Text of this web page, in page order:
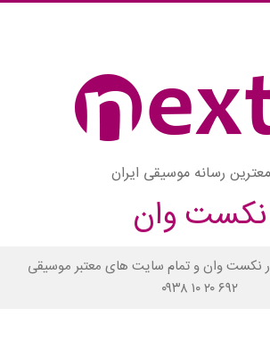
رسانه موسیقی ایران
نکست وان
وان و تمام سایت های معتبر موسیقی
۰۹۳۸ ۱۰ ۲۰ ۶۹۲